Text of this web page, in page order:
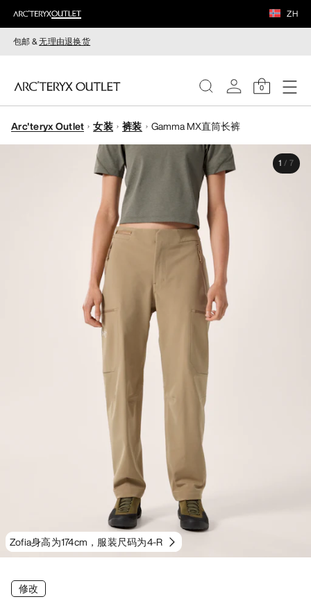
ZH
包邮 &无理由退换货
0
女装
Arc'teryx Outlet 女装 裤装 Gamma MX直筒长裤
Zofia身高为174cm，服装尺码为4-R
1 / 7
修改